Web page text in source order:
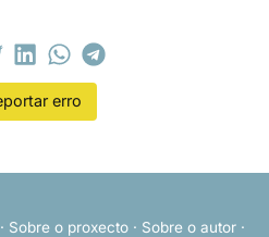
erro
Sobre o proxecto· Sobre o autor·